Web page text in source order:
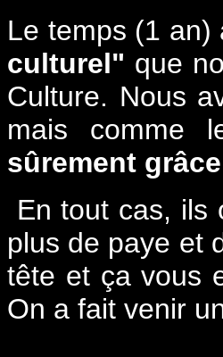
Le temps (1
culturel" que
Culture. Nous
mais comme
sûrement
En tout cas, ils
plus de paye et
tête et ça vous
On a fait venir